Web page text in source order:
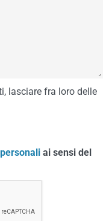
lasciare fra loro delle
ai sensi del